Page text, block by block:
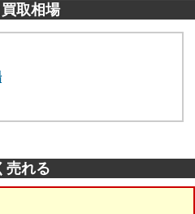
取相場
売れる